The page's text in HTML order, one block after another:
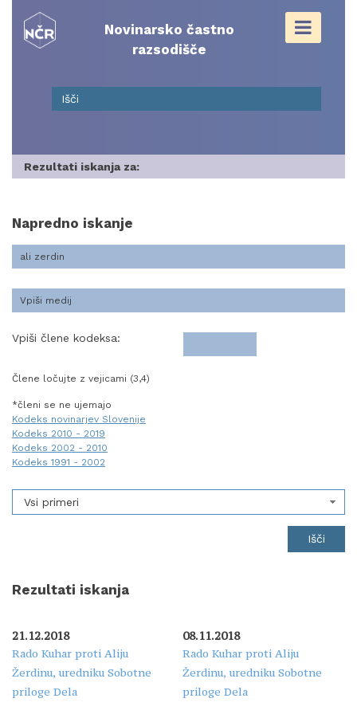
content
Novinarsko častno
razsodišče
Rezultati iskanja za:
Napredno iskanje
Vpiši člene kodeksa:
Člene ločujte z vejicami (3,4)
*členi se ne ujemajo
Kodeks novinarjev Slovenije
Kodeks 2010 - 2019
Kodeks 2002 - 2010
Kodeks 1991 - 2002
Vsi primeri
Rezultati iskanja
21.12.2018
Rado Kuhar proti Aliju
Žerdinu, uredniku Sobotne
priloge Dela
08.11.2018
Rado Kuhar proti Aliju
Žerdinu, uredniku Sobotne
priloge Dela